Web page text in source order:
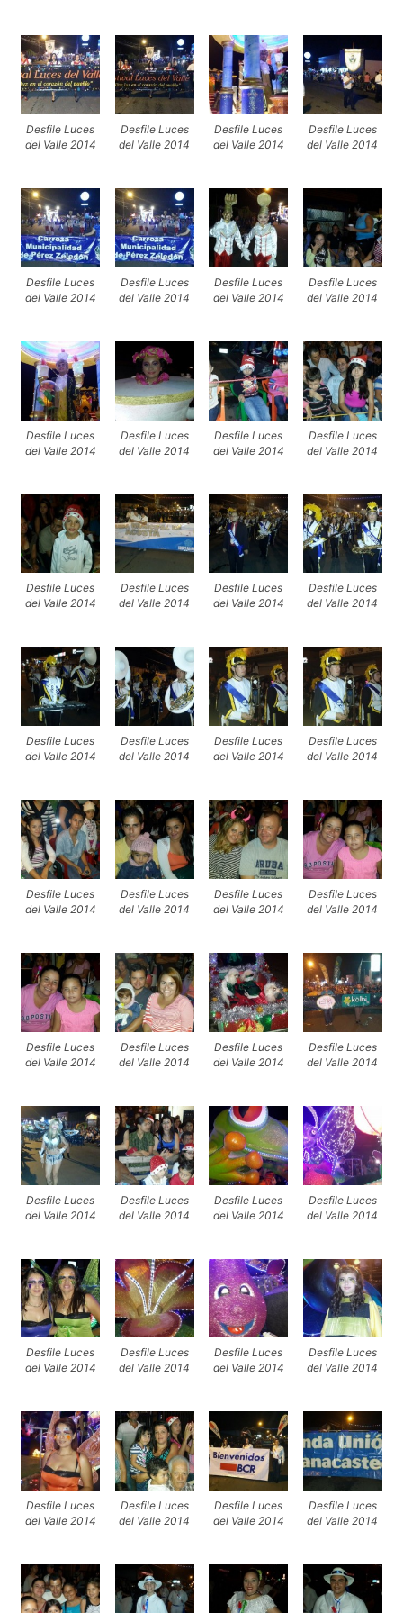
Desfile Luces
del Valle 2014
Desfile Luces
del Valle 2014
Desfile Luces
del Valle 2014
Desfile Luces
del Valle 2014
Desfile Luces
del Valle 2014
Desfile Luces
del Valle 2014
Desfile Luces
del Valle 2014
Desfile Luces
del Valle 2014
Desfile Luces
del Valle 2014
Desfile Luces
del Valle 2014
Desfile Luces
del Valle 2014
Desfile Luces
del Valle 2014
Desfile Luces
del Valle 2014
Desfile Luces
del Valle 2014
Desfile Luces
del Valle 2014
Desfile Luces
del Valle 2014
Desfile Luces
del Valle 2014
Desfile Luces
del Valle 2014
Desfile Luces
del Valle 2014
Desfile Luces
del Valle 2014
Desfile Luces
del Valle 2014
Desfile Luces
del Valle 2014
Desfile Luces
del Valle 2014
Desfile Luces
del Valle 2014
Desfile Luces
del Valle 2014
Desfile Luces
del Valle 2014
Desfile Luces
del Valle 2014
Desfile Luces
del Valle 2014
Desfile Luces
del Valle 2014
Desfile Luces
del Valle 2014
Desfile Luces
del Valle 2014
Desfile Luces
del Valle 2014
Desfile Luces
del Valle 2014
Desfile Luces
del Valle 2014
Desfile Luces
del Valle 2014
Desfile Luces
del Valle 2014
Desfile Luces
del Valle 2014
Desfile Luces
del Valle 2014
Desfile Luces
del Valle 2014
Desfile Luces
del Valle 2014